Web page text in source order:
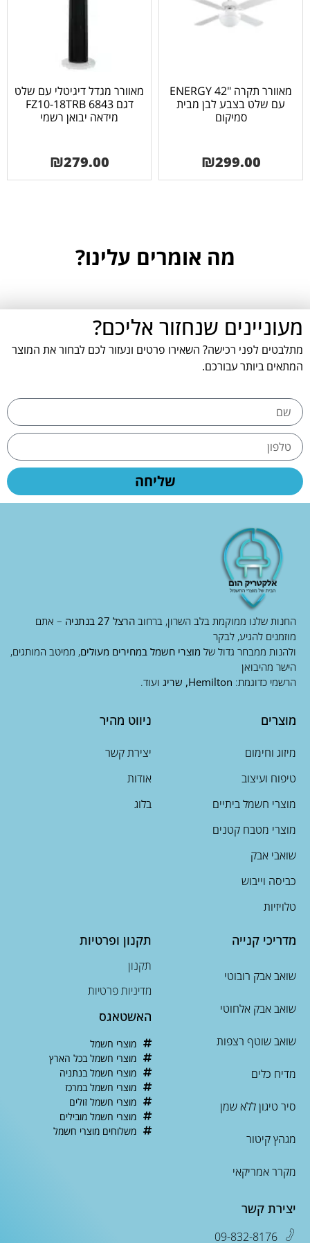
מאוורר תקרה "ENERGY 42
עם שלט בצבע לבן מבית
סמיקום
₪299.00
מאוורר מגדל דיגיטלי עם שלט
דגם FZ10-18TRB 6843
מידאה יבואן רשמי
₪279.00
מה אומרים עלינו?
מעוניינים שנחזור אליכם?
מתלבטים לפני רכישה? השאירו פרטים ונעזור לכם לבחור את המוצר
המתאים ביותר עבורכם.
שליחה
החנות שלנו ממוקמת בלב השרון, ברחוב הרצל 27 בנתניה
– אתם
מוזמנים להגיע, לבקר
ולהנות ממבחר גדול של מוצרי חשמל במחירים מעולים, ממיטב המותגים,
הישר מהיבואן
הרשמי כדוגמת: Hemilton, שריג ועוד.
מוצרים
מיזוג וחימום
טיפוח ועיצוב
מוצרי חשמל ביתיים
מוצרי מטבח קטנים
שואבי אבק
כביסה וייבוש
טלויזיות
ניווט מהיר
יצירת קשר
אודות
בלוג
מדריכי קנייה
שואב אבק רובוטי
שואב אבק אלחוטי
שואב שוטף רצפות
מדיח כלים
סיר טיגון ללא שמן
מגהץ קיטור
מקרר אמריקאי
תקנון ופרטיות
תקנון
מדיניות פרטיות
האשטאגס
מוצרי חשמל
מוצרי חשמל בכל הארץ
מוצרי חשמל בנתניה
מוצרי חשמל במרכז
מוצרי חשמל זולים
מוצרי חשמל מובילים
משלוחים מוצרי חשמל
יצירת קשר
09-832-8176